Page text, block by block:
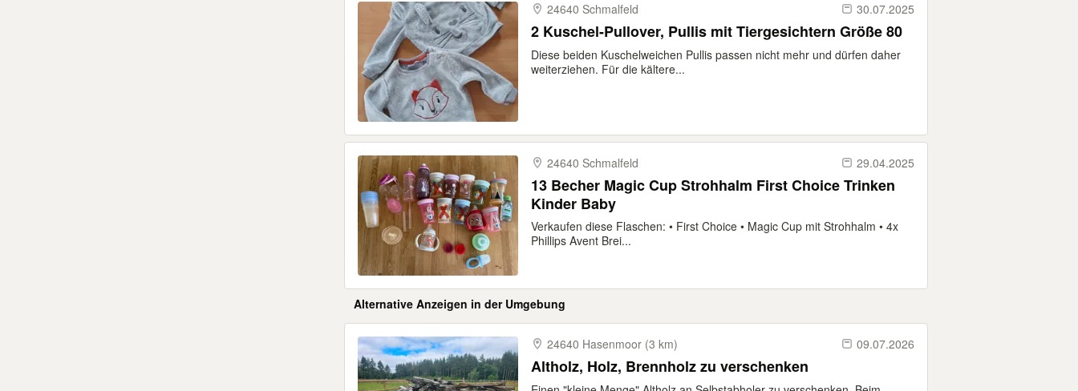
24640 Schmalfeld 30.07.2025
2 Kuschel-Pullover, Pullis mit Tiergesichtern Größe 80
Diese beiden Kuschelweichen Pullis passen nicht mehr und dürfen daher
weiterziehen. Für die kältere...
24640 Schmalfeld 29.04.2025
13 Becher Magic Cup Strohhalm First Choice Trinken
Kinder Baby
Verkaufen diese Flaschen: • First Choice • Magic Cup mit Strohhalm • 4x
Phillips Avent Brei...
Alternative Anzeigen in der Umgebung
24640 Hasenmoor (3 km) 09.07.2026
Altholz, Holz, Brennholz zu verschenken